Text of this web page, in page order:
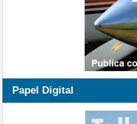
Papel Digital